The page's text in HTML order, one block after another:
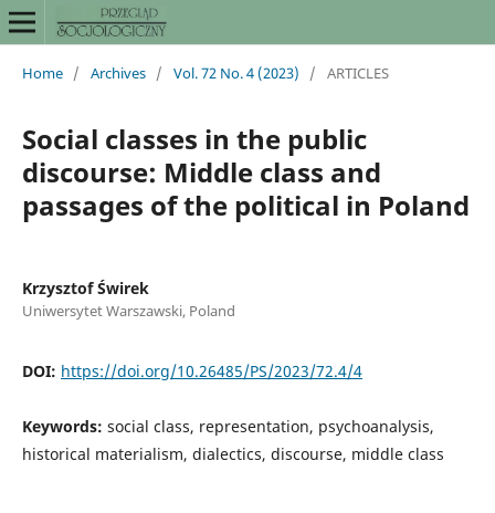
Home / Archives / Vol. 72 No. 4 (2023) / ARTICLES
Social classes in the public
discourse: Middle class and
passages of the political in Poland
Krzysztof Świrek
Uniwersytet Warszawski, Poland
DOI: https://doi.org/10.26485/PS/2023/72.4/4
Keywords: social class, representation, psychoanalysis,
historical materialism, dialectics, discourse, middle class